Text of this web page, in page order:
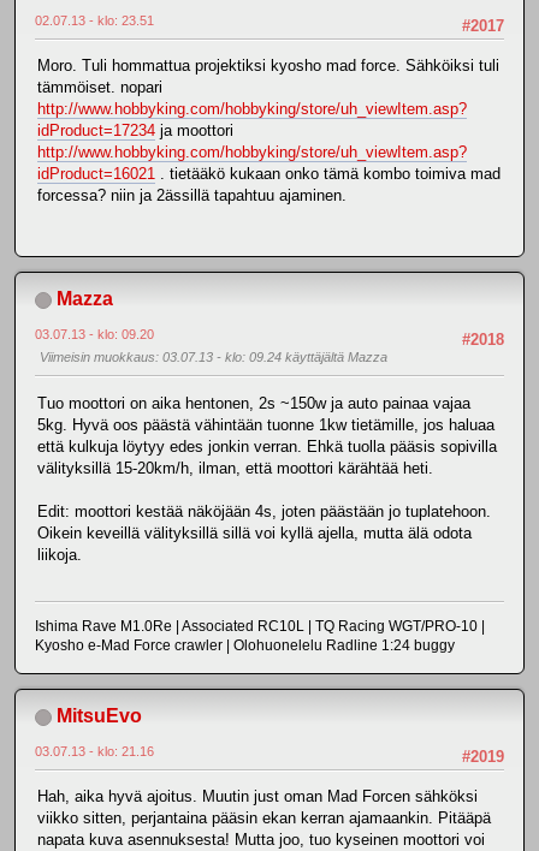
#2017
02.07.13 - klo: 23.51
Moro. Tuli hommattua projektiksi kyosho mad force. Sähköiksi tuli
tämmöiset. nopari
http://www.hobbyking.com/hobbyking/store/uh_viewItem.asp?
idProduct=17234 ja moottori
http://www.hobbyking.com/hobbyking/store/uh_viewItem.asp?
idProduct=16021 . tietääkö kukaan onko tämä kombo toimiva mad
forcessa? niin ja 2ässillä tapahtuu ajaminen.
Mazza
#2018
03.07.13 - klo: 09.20
Viimeisin muokkaus: 03.07.13 - klo: 09.24 käyttäjältä Mazza
Tuo moottori on aika hentonen, 2s ~150w ja auto painaa vajaa
5kg. Hyvä oos päästä vähintään tuonne 1kw tietämille, jos haluaa
että kulkuja löytyy edes jonkin verran. Ehkä tuolla pääsis sopivilla
välityksillä 15-20km/h, ilman, että moottori kärähtää heti.
Edit: moottori kestää näköjään 4s, joten päästään jo tuplatehoon.
Oikein keveillä välityksillä sillä voi kyllä ajella, mutta älä odota
liikoja.
Ishima Rave M1.0Re | Associated RC10L | TQ Racing WGT/PRO-10 |
Kyosho e-Mad Force crawler | Olohuonelelu Radline 1:24 buggy
MitsuEvo
#2019
03.07.13 - klo: 21.16
Hah, aika hyvä ajoitus. Muutin just oman Mad Forcen sähköksi
viikko sitten, perjantaina pääsin ekan kerran ajamaankin. Pitääpä
napata kuva asennuksesta! Mutta joo, tuo kyseinen moottori voi